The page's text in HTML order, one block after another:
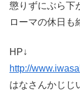
懲りずにぶら下
ローマの休日も
HP↓
http://
はなさんかじじ